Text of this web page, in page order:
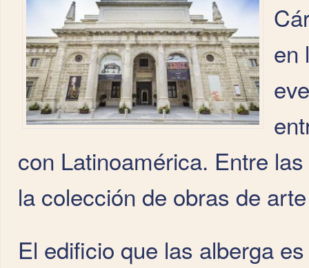
en
con Latinoamérica. Entre
la colección de obras de
El edificio que las alberga